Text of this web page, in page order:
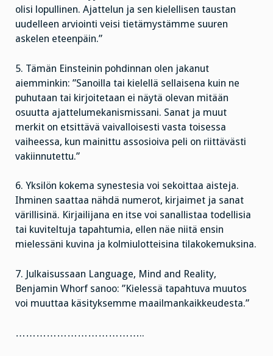
olisi lopullinen. Ajattelun ja sen kielellisen taustan
uudelleen arviointi veisi tietämystämme suuren
askelen eteenpäin.”
5. Tämän Einsteinin pohdinnan olen jakanut
aiemminkin: ”Sanoilla tai kielellä sellaisena kuin ne
puhutaan tai kirjoitetaan ei näytä olevan mitään
osuutta ajattelumekanismissani. Sanat ja muut
merkit on etsittävä vaivalloisesti vasta toisessa
vaiheessa, kun mainittu assosioiva peli on riittävästi
vakiinnutettu.”
6. Yksilön kokema synestesia voi sekoittaa aisteja.
Ihminen saattaa nähdä numerot, kirjaimet ja sanat
värillisinä. Kirjailijana en itse voi sanallistaa todellisia
tai kuviteltuja tapahtumia, ellen näe niitä ensin
mielessäni kuvina ja kolmiulotteisina tilakokemuksina.
7. Julkaisussaan Language, Mind and Reality,
Benjamin Whorf sanoo: ”Kielessä tapahtuva muutos
voi muuttaa käsityksemme maailmankaikkeudesta.”
………………………………..